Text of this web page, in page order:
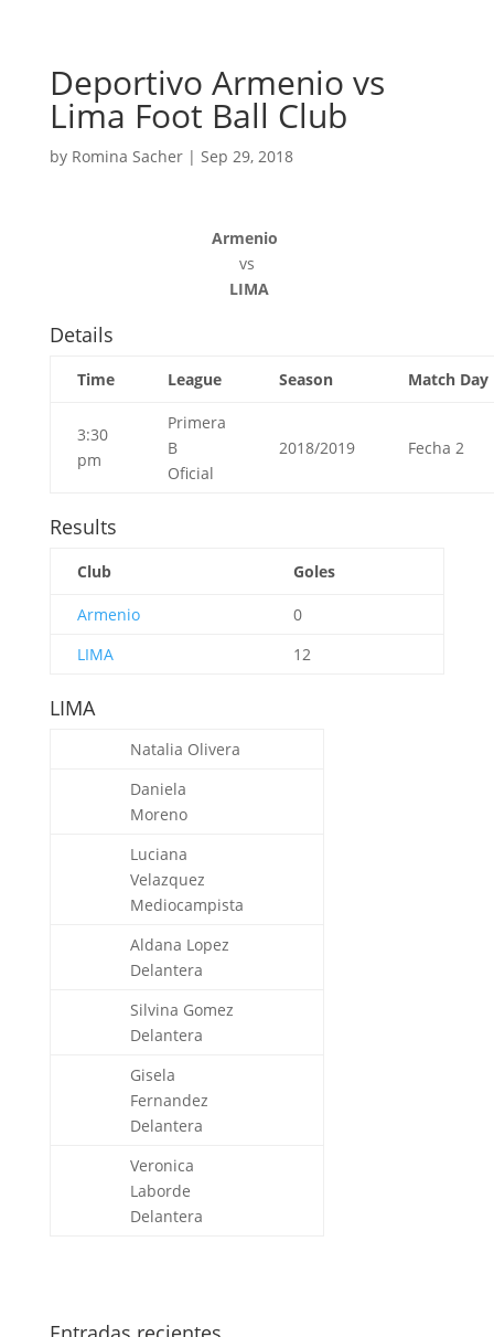
Deportivo Armenio vs
Lima Foot Ball Club
by Romina Sacher| Sep 29, 2018
Armenio
vs
LIMA
Details
Time League Season Match Day
3:30
pm
Primera
B
Oficial
2018/2019 Fecha 2
Results
Club Goles
Armenio
0
LIMA
12
LIMA
Natalia Olivera
Daniela
Moreno
Luciana
Velazquez
Mediocampista
Aldana Lopez
Delantera
Silvina Gomez
Delantera
Gisela
Fernandez
Delantera
Veronica
Laborde
Delantera